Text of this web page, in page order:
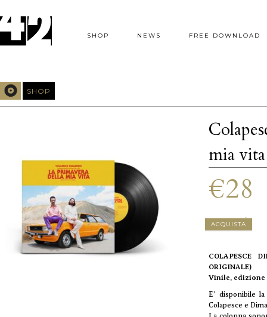
SHOP NEWS FREE DOWNLOAD
SHOP
mia
€28
QUANTITÀ
ACQUISTA
COLAPESCE
ORIGINALE)
Vinile, edizione
E’ disponibile
Colapesce e